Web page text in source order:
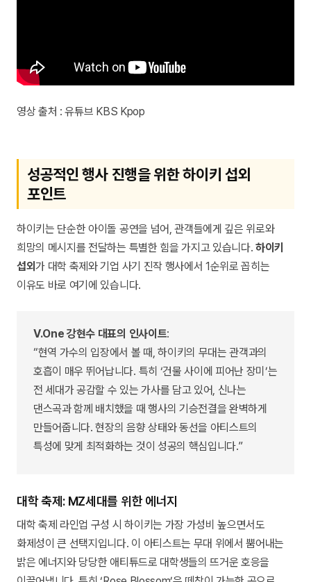
영상 출처 : 유튜브 KBS Kpop
성공적인 행사 진행을 위한 하이키 섭외
포인트
하이키는 단순한 아이돌 공연을 넘어, 관객들에게 깊은 위로와
희망의 메시지를 전달하는 특별한 힘을 가지고 있습니다.하이키
섭외가 대학 축제와 기업 사기 진작 행사에서 1순위로 꼽히는
이유도 바로 여기에 있습니다.
V.One 강현수 대표의 인사이트:
“현역 가수의 입장에서 볼 때, 하이키의 무대는 관객과의
호흡이 매우 뛰어납니다. 특히 ‘건물 사이에 피어난 장미’는
전 세대가 공감할 수 있는 가사를 담고 있어, 신나는
댄스곡과 함께 배치했을 때 행사의 기승전결을 완벽하게
만들어줍니다. 현장의 음향 상태와 동선을 아티스트의
특성에 맞게 최적화하는 것이 성공의 핵심입니다.”
대학 축제: MZ세대를 위한 에너지
대학 축제 라인업 구성 시 하이키는 가장 가성비 높으면서도
화제성이 큰 선택지입니다. 이 아티스트는 무대 위에서 뿜어내는
밝은 에너지와 당당한 애티튜드로 대학생들의 뜨거운 호응을